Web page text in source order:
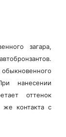
загара,
нанесении
оттенок
же контакта с